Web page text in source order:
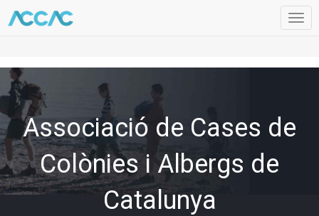
Associació de Cases de
Colònies i Albergs de
Catalunya